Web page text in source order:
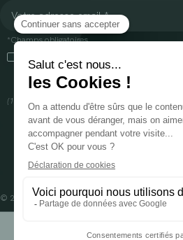
*Champs obligatoires
En cliquant sur cette case, j’accepte que
communiquer des informations
gestion de vos données et vos droits,
(1) Coopération pharmaceutique Française,
© 2024 OENOBIOL PARISMentions légales
Les